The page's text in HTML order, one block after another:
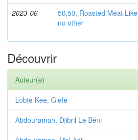
2023-06
50,50, Roasted Meat Like
no other
Découvrir
Auteur(e)
Lobte Kee, Giefe
Abdouraman, Djibril Le Béni